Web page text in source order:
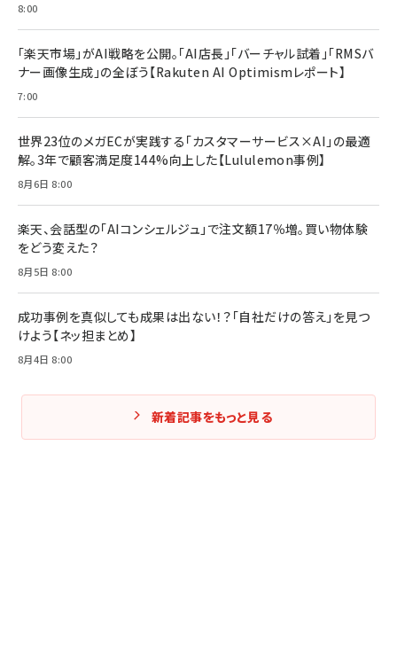
8:00
「楽天市場」がAI戦略を公開。「AI店長」「バーチャル試着」「RMSバ
ナー画像生成」の全ぼう【Rakuten AI Optimismレポート】
7:00
世界23位のメガECが実践する「カスタマーサービス×AI」の最適
解。3年で顧客満足度144%向上した【Lululemon事例】
8月6日 8:00
楽天、会話型の「AIコンシェルジュ」で注文額17％増。買い物体験
をどう変えた？
8月5日 8:00
成功事例を真似しても成果は出ない！？「自社だけの答え」を見つ
けよう【ネッ担まとめ】
8月4日 8:00
新着記事をもっと見る